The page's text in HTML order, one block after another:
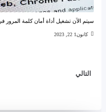
سيتم الآن تشغيل أداة أمان كلمة المرور
كانون1 22, 2023
التالي